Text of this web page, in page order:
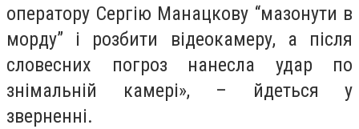
оператору Сергію Манацкову “мазонути в
морду” і розбити відеокамеру, а після
словесних погроз нанесла удар по
знімальній камері», – йдеться у
зверненні.